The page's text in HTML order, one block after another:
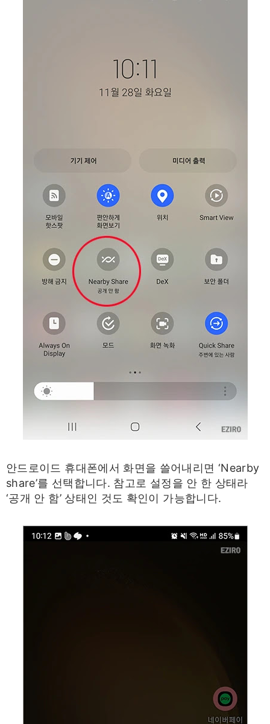
안드로이드 휴대폰에서 화면을 쓸어내리면 ‘Nearby
share’를 선택합니다. 참고로 설정을 안 한 상태라
‘공개 안 함’ 상태인 것도 확인이 가능합니다.